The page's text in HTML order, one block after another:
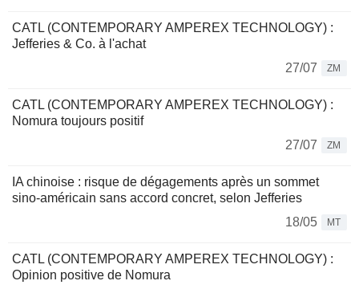
CATL (CONTEMPORARY AMPEREX TECHNOLOGY) :
Jefferies & Co. à l'achat
27/07
ZM
CATL (CONTEMPORARY AMPEREX TECHNOLOGY) :
Nomura toujours positif
27/07
ZM
IA chinoise : risque de dégagements après un sommet
sino-américain sans accord concret, selon Jefferies
18/05
MT
CATL (CONTEMPORARY AMPEREX TECHNOLOGY) :
Opinion positive de Nomura